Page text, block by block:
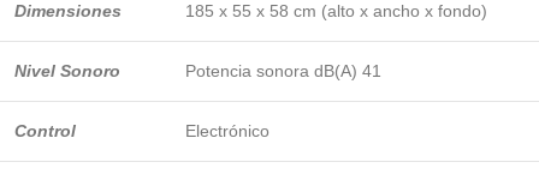
Dimensiones 185 x 55 x 58 cm (alto x ancho x fondo)
Nivel Sonoro Potencia sonora dB(A) 41
Control Electrónico